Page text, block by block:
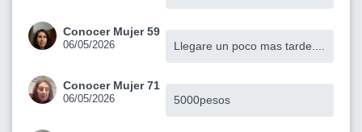
Conocer Mujer 59
06/05/2026 Llegare un poco mas tarde....
Conocer Mujer 71
06/05/2026 5000pesos